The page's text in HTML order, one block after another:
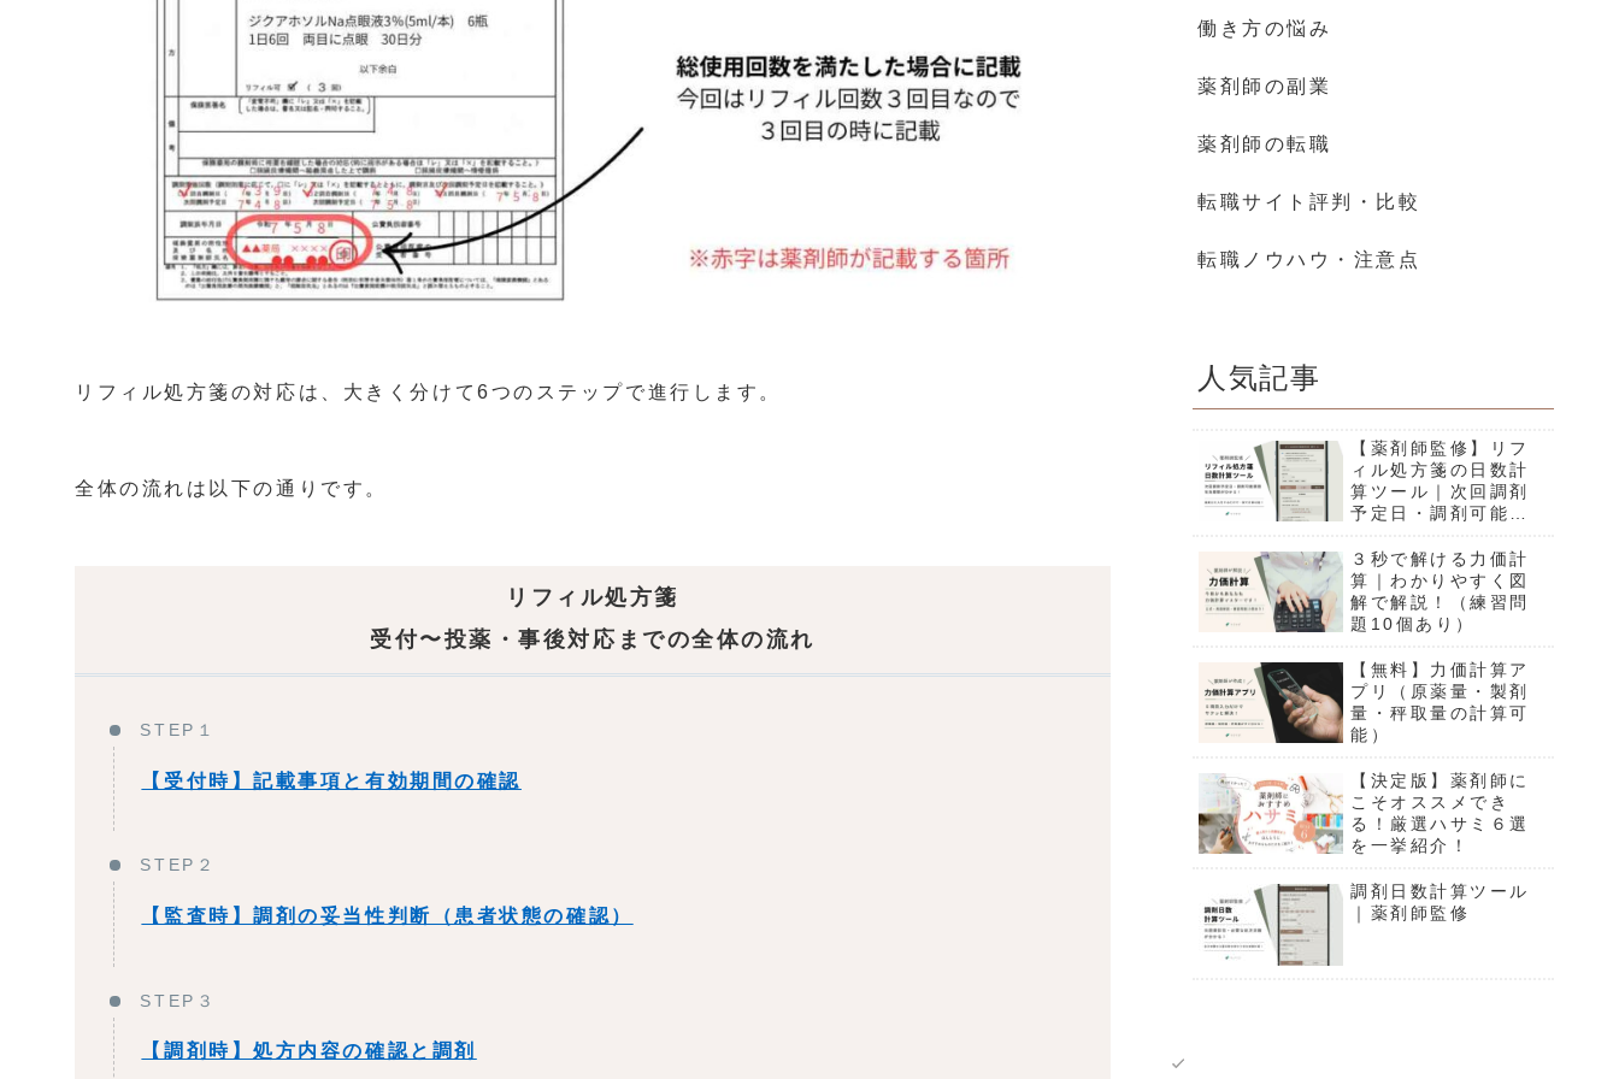
リフィル処方箋の対応は、大きく分けて6つのステップで進行します。
全体の流れは以下の通りです。
リフィル処方箋
受付〜投薬・事後対応までの全体の流れ
STEP１
【受付時】記載事項と有効期間の確認
STEP２
【監査時】調剤の妥当性判断（患者状態の確認）
STEP３
【調剤時】処方内容の確認と調剤
働き方の悩み
薬剤師の副業
薬剤師の転職
転職サイト評判・比較
転職ノウハウ・注意点
人気記事
【薬剤師監修】リフ
ィル処方箋の日数計
算ツール｜次回調剤
予定日・調剤可能期
る！
３秒で解ける力価計
算｜わかりやすく図
解で解説！（練習問
題10個あり）
【無料】力価計算ア
プリ（原薬量・製剤
量・秤取量の計算可
能）
【決定版】薬剤師に
こそオススメでき
る！厳選ハサミ６選
を一挙紹介！
調剤日数計算ツール
｜薬剤師監修